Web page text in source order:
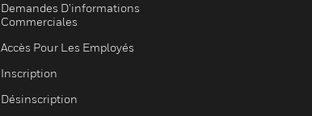
Demandes D’informations
Commerciales
Accès Pour Les Employés
Inscription
Désinscription